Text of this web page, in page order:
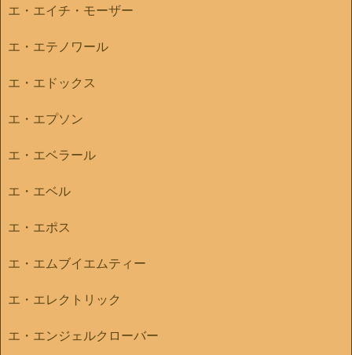
エ・エイチ・モーザー
エ・エテノワール
エ・エドックス
エ・エプソン
エ・エベラール
エ・エベル
エ・エポス
エ・エムブイエムティー
エ・エレクトリック
エ・エンジェルクローバー